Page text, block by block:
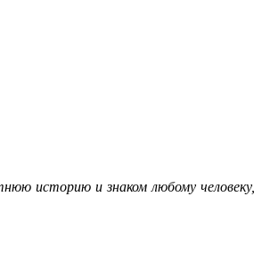
историю и знаком любому человеку,